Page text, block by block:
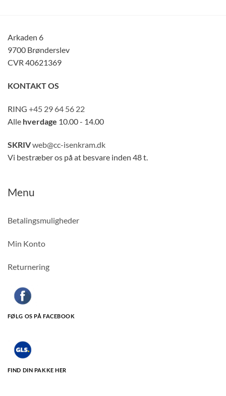
Arkaden 6
9700 Brønderslev
CVR 40621369
KONTAKT OS
RING +45 29 64 56 22
Alle hverdage 10.00 - 14.00
SKRIVweb@cc-isenkram.dk
Vi bestræber os på at besvare inden 48 t.
Menu
Betalingsmuligheder
Min Konto
Returnering
FØLG OS PÅ FACEBOOK
FIND DIN PAKKE HER